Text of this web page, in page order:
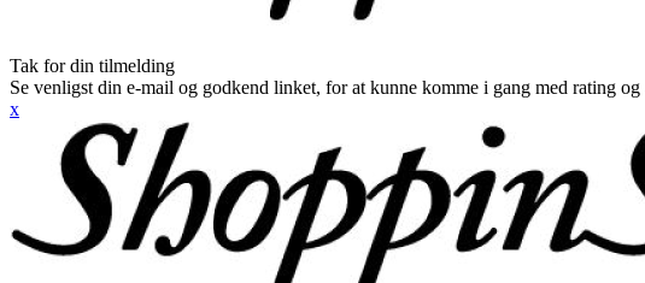
Tak for din tilmelding
Se venligst din e-mail og godkend linket, for at kunne komme i gang med rating og
x